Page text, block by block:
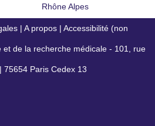
Rhône Alpes
| A propos | Accessibilité (non
conforme)
et de la recherche médicale - 101, rue
75654 Paris Cedex 13